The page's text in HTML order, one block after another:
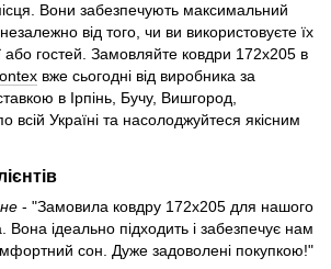
Вони забезпечують максимальний
від того, чи ви використовуєте їх
або гостей. Замовляйте ковдри 172х205 в
вже сьогодні від виробника за
в Ірпінь, Бучу, Вишгород,
всій Україні та насолоджуйтеся якісним
- "Замовила ковдру 172х205 для нашого
Вона ідеально підходить і забезпечує нам
сон. Дуже задоволені покупкою!"